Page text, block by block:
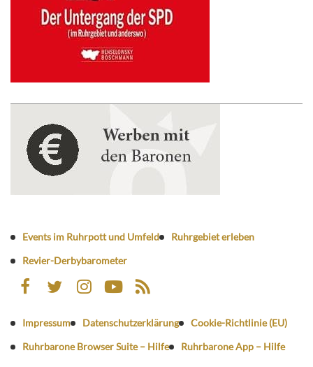
Events im Ruhrpott und Umfeld
Ruhrgebiet erleben
Revier-Derbybarometer
Impressum Datenschutzerklärung
Cookie-Richtlinie (EU)
Ruhrbarone Browser Suite – Hilfe
Ruhrbarone App – Hilfe